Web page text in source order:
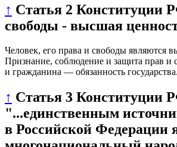
↑ Статья 2 Конституции
свободы - высшая
Человек, его права и свободы являются
Признание, соблюдение и защита прав и
и гражданина — обязанность государства.
↑ Статья 3 Конституции
"...единственным
в Российской Федерации